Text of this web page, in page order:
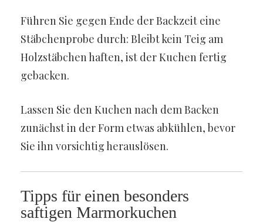
Führen Sie gegen Ende der Backzeit eine
Stäbchenprobe durch: Bleibt kein Teig am
Holzstäbchen haften, ist der Kuchen fertig
gebacken.
Lassen Sie den Kuchen nach dem Backen
zunächst in der Form etwas abkühlen, bevor
Sie ihn vorsichtig herauslösen.
Tipps für einen besonders
saftigen Marmorkuchen